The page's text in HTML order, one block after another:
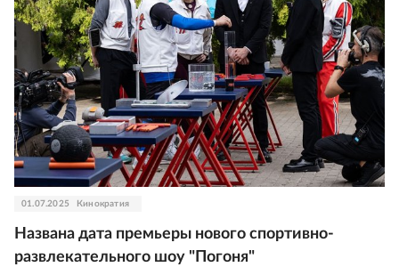
01.07.2025 Кинократия
Названа дата премьеры нового спортивно-
развлекательного шоу "Погоня"